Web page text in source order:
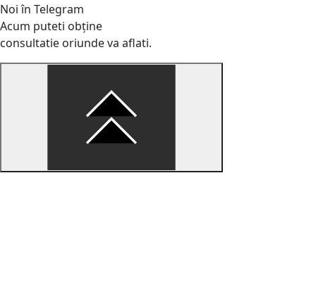
Noi în Telegram
Acum puteti obține
consultatie oriunde va aflati.